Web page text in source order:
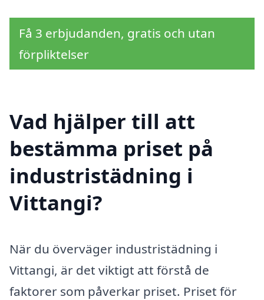
Få 3 erbjudanden, gratis och utan
förpliktelser
Vad hjälper till att
bestämma priset på
industristädning i
Vittangi?
När du överväger industristädning i
Vittangi, är det viktigt att förstå de
faktorer som påverkar priset. Priset för